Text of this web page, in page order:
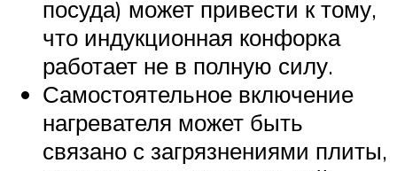
посуда) может привести к тому,
что индукционная конфорка
работает не в полную силу.
Самостоятельное включение
нагревателя может быть
связано с загрязнениями плиты,